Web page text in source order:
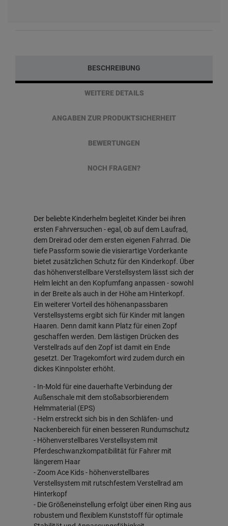
BESCHREIBUNG
WEITERE DETAILS
ANGABEN ZUR PRODUKTSICHERHEIT
BEWERTUNGEN
NOCH FRAGEN?
Der beliebte Kinderhelm begleitet Kinder bei ihren
ersten Fahrversuchen - egal, ob auf dem Laufrad,
dem Dreirad oder dem ersten eigenen Fahrrad. Die
tiefe Passform sowie die visierartige Vorderkante
bietet zusätzlichen Schutz für den Kinderkopf. Über
das höhenverstellbare Verstellsystem lässt sich der
Helm leicht an den Kopfumfang anpassen - sowohl
in der Breite als auch in der Höhe am Hinterkopf.
Ein weiterer Vorteil des höhenanpassbaren
Verstellsystems ergibt sich für Kinder mit langen
Haaren. Denn damit kann Platz für einen Zopf
geschaffen werden. Dem lästigen Drücken des
Verstellrads auf den Zopf ist damit ein Ende
gesetzt. Der Tragekomfort wird zudem durch ein
dickes Kinnpolster erhöht.
- In-Mold für eine dauerhafte Verbindung der
Außenschale mit dem stoßabsorbierendem
Helmmaterial (EPS)
- Helm erstreckt sich bis in den Schläfen- und
Nackenbereich für einen besseren Rundumschutz
- Höhenverstellbares Verstellsystem mit
Pferdeschwanzkompatibilität für Fahrer mit
längerem Haar
- Zoom Ace Kids - höhenverstellbares
Verstellsystem mit rutschfestem Verstellrad am
Hinterkopf
- Die Größeneinstellung erfolgt über einen Ring aus
robustem und flexiblem Kunststoff für optimale